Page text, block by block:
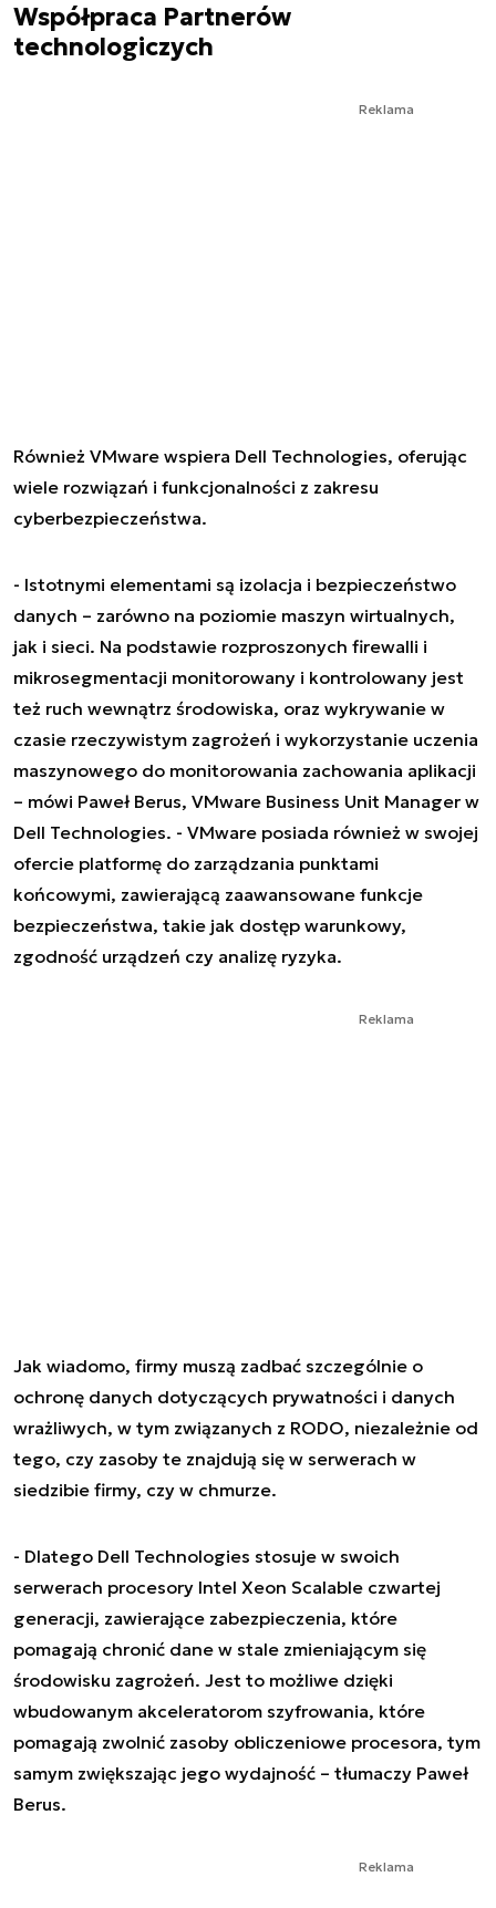
Współpraca Partnerów
technologiczych
Reklama
Również VMware wspiera Dell Technologies, oferując
wiele rozwiązań i funkcjonalności z zakresu
cyberbezpieczeństwa.
- Istotnymi elementami są izolacja i bezpieczeństwo
danych – zarówno na poziomie maszyn wirtualnych,
jak i sieci. Na podstawie rozproszonych firewalli i
mikrosegmentacji monitorowany i kontrolowany jest
też ruch wewnątrz środowiska, oraz wykrywanie w
czasie rzeczywistym zagrożeń i wykorzystanie uczenia
maszynowego do monitorowania zachowania aplikacji
– mówi Paweł Berus, VMware Business Unit Manager w
Dell Technologies. - VMware posiada również w swojej
ofercie platformę do zarządzania punktami
końcowymi, zawierającą zaawansowane funkcje
bezpieczeństwa, takie jak dostęp warunkowy,
zgodność urządzeń czy analizę ryzyka.
Reklama
Jak wiadomo, firmy muszą zadbać szczególnie o
ochronę danych dotyczących prywatności i danych
wrażliwych, w tym związanych z RODO, niezależnie od
tego, czy zasoby te znajdują się w serwerach w
siedzibie firmy, czy w chmurze.
- Dlatego Dell Technologies stosuje w swoich
serwerach procesory Intel Xeon Scalable czwartej
generacji, zawierające zabezpieczenia, które
pomagają chronić dane w stale zmieniającym się
środowisku zagrożeń. Jest to możliwe dzięki
wbudowanym akceleratorom szyfrowania, które
pomagają zwolnić zasoby obliczeniowe procesora, tym
samym zwiększając jego wydajność – tłumaczy Paweł
Berus.
Reklama